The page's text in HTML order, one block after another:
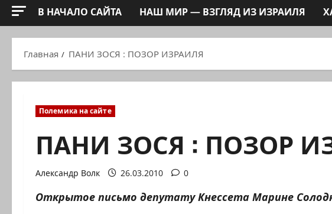
В НАЧАЛО САЙТА НАШ МИР — ВЗГЛЯД ИЗ ИЗРАИЛЯ
Главная ПАНИ ЗОСЯ : ПОЗОР ИЗРАИЛЯ
Полемика на сайте
ПАНИ ЗОСЯ : ПОЗОР
Александр Волк 26.03.2010 0
Открытое письмо депутату Кнессета Марине